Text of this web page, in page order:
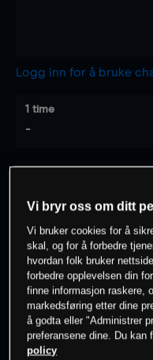
Logg inn for å bruke
1 time
-
0% av kunder
Vi bryr oss om ditt
Vi bruker cookies for å
skal, og for å forbedre
hvordan folk bruker
forbedre opplevelsen din
finne informasjon raskere,
markedsføring etter dine
å godta eller "Administrer
preferansene dine. Du kan
policy